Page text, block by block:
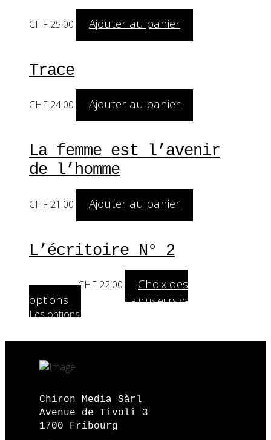
CHF 25.00 Ajouter au panier
Trace
CHF 24.00 Ajouter au panier
La femme est l’avenir
de l’homme
CHF 21.00 Ajouter au panier
L’écritoire N° 2
A partir de:CHF 22.00
Choix des
options
Ce produit a plusieurs variations.
Les options peuvent être choisies sur la page
Chiron Media Sàrl
Avenue de Tivoli 3
1700 Fribourg